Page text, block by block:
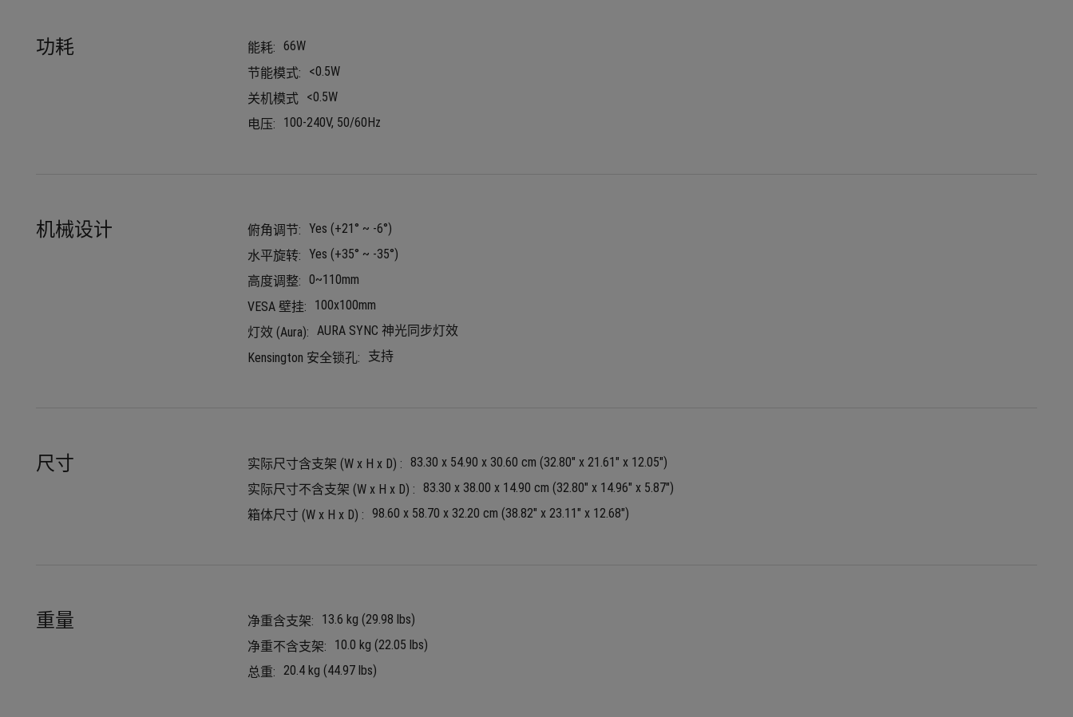
功耗 能耗: 66W
节能模式:
<0.5W
关机模式 <0.5W
电压:
100-240V, 50/60Hz
机械设计 俯角调节: Yes (+21° ~ -6°)
水平旋转: Yes (+35° ~ -35°)
高度调整: 0~110mm
VESA 壁挂:
100x100mm
灯效 (Aura): AURA SYNC 神光同步灯效
Kensington 安全锁孔:
支持
尺寸 实际尺寸含支架 (W x H x D) : 83.30 x 54.90 x 30.60 cm (32.80" x 21.61" x 12.05")
实际尺寸不含支架 (W x H x D) : 83.30 x 38.00 x 14.90 cm (32.80" x 14.96" x 5.87")
箱体尺寸 (W x H x D) : 98.60 x 58.70 x 32.20 cm (38.82" x 23.11" x 12.68")
重量 净重含支架:
13.6 kg (29.98 lbs)
净重不含支架:
10.0 kg (22.05 lbs)
总重: 20.4 kg (44.97 lbs)